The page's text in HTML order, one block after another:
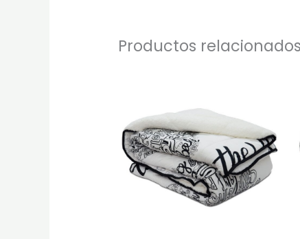
Productos relacionados